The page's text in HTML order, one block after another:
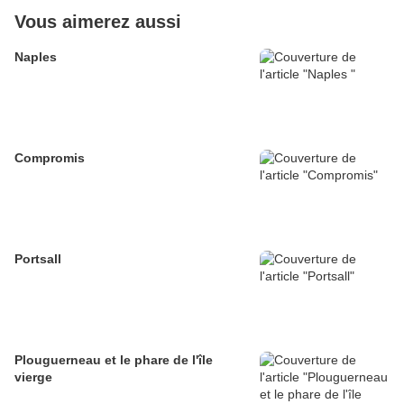
Vous aimerez aussi
Naples
Compromis
Portsall
Plouguerneau et le phare de l'île
vierge